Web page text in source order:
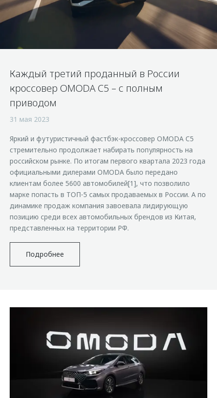
Страхование
Кредитный калькулятор
Оригинальные аксессуары
Запчасти
Трейд-ин
Клиентская поддержка
Аксессуары
Одежда и сувениры
Обратная связь
Каждый третий проданный в России
кроссовер OMODA C5 – с полным
приводом
31 мая 2023
Яркий и футуристичный фастбэк-кроссовер OMODA C5
стремительно продолжает набирать популярность на
российском рынке. По итогам первого квартала 2023 года
официальными дилерами OMODA было передано
клиентам более 5600 автомобилей[1], что позволило
марке попасть в ТОП-5 самых продаваемых в России. А по
динамике продаж компания завоевала лидирующую
позицию среди всех автомобильных брендов из Китая,
представленных на территории РФ.
Подробнее